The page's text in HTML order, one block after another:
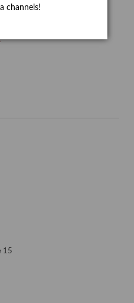
– Kunstdetektivinnen im
15
channels!